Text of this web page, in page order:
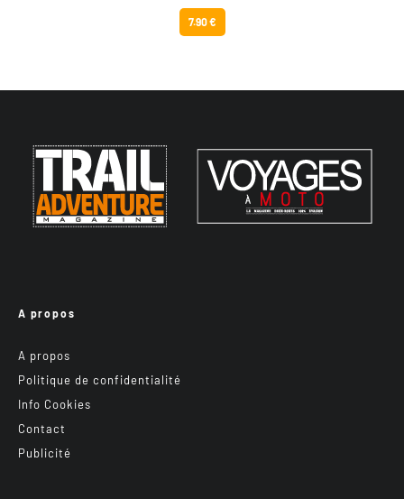
7.90 €
A propos
A propos
Politique de confidentialité
Info Cookies
Contact
Publicité